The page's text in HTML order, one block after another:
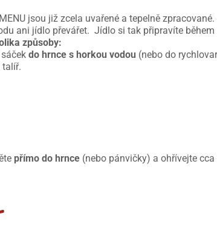
jsou již zcela uvařené a tepelně
ani jídlo převářet. Jídlo si tak připravíte
způsoby:
do hrnce s horkou vodou (nebo do
talíř.
přímo do hrnce (nebo pánvičky) a ohřívejte cca